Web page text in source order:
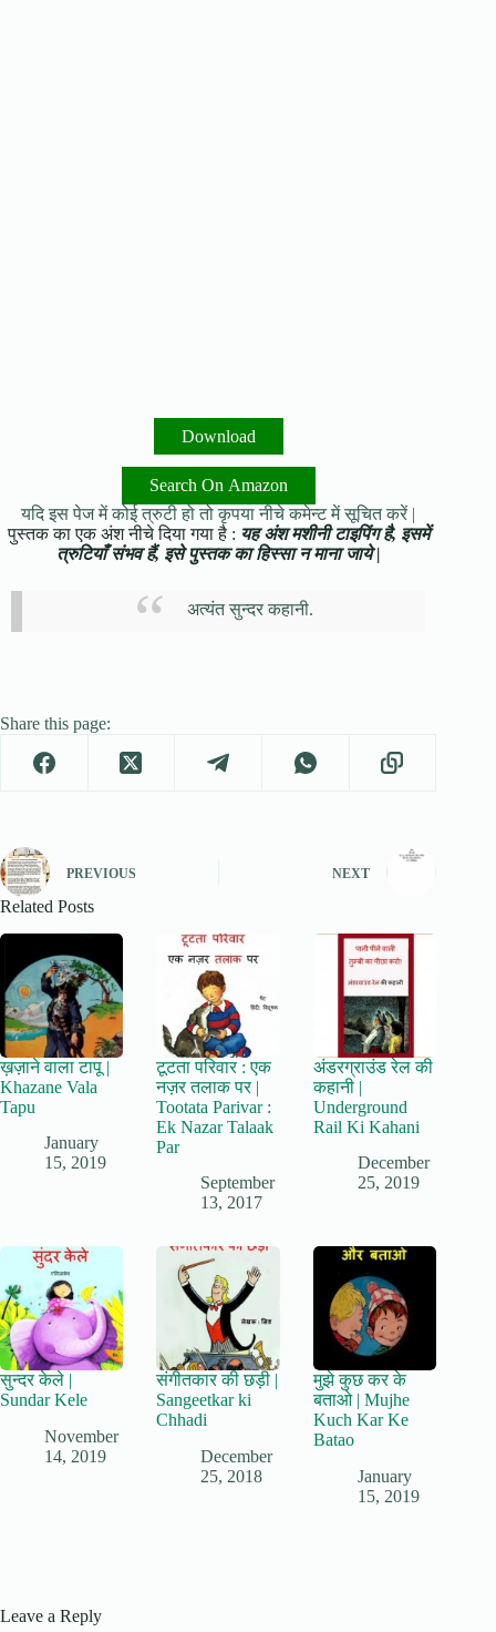
Download
Search On Amazon
यदि इस पेज में कोई त्रुटी हो तो कृपया नीचे कमेन्ट में सूचित करें |
पुस्तक का एक अंश नीचे दिया गया है : यह अंश मशीनी टाइपिंग है, इसमें
त्रुटियाँ संभव हैं, इसे पुस्तक का हिस्सा न माना जाये |
अत्यंत सुन्दर कहानी.
Share this page:
PREVIOUS NEXT
Related Posts
ख़ज़ाने वाला टापू |
Khazane Vala
Tapu
January
15, 2019
टूटता परिवार : एक
नज़र तलाक पर |
Tootata Parivar :
Ek Nazar Talaak
Par
September
13, 2017
अंडरग्राउंड रेल की
कहानी |
Underground
Rail Ki Kahani
December
25, 2019
सुन्दर केले |
Sundar Kele
November
14, 2019
संगीतकार की छड़ी |
Sangeetkar ki
Chhadi
December
25, 2018
मुझे कुछ कर के
बताओ | Mujhe
Kuch Kar Ke
Batao
January
15, 2019
Leave a Reply